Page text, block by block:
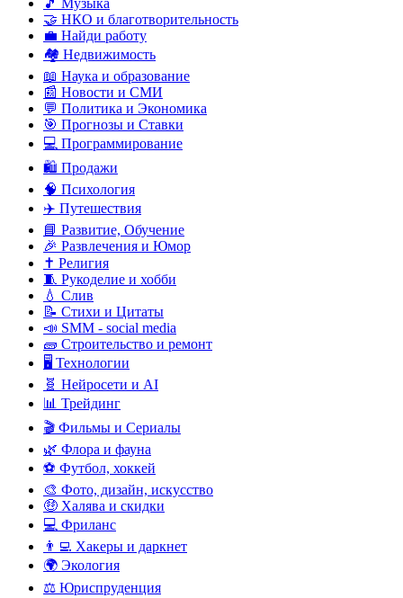
🎵 Музыка
🤝 НКО и благотворительность
💼 Найди работу
🏘️ Недвижимость
📖 Наука и образование
📰 Новости и СМИ
💬 Политика и Экономика
🎯 Прогнозы и Ставки
💻 Программирование
🛍️ Продажи
🧠 Психология
✈️ Путешествия
📘 Развитие, Обучение
🎉 Развлечения и Юмор
✝️ Религия
🧵 Рукоделие и хобби
💧 Слив
📝 Стихи и Цитаты
📣 SMM - social media
🧱 Строительство и ремонт
🖥️ Технологии
🧬 Нейросети и AI
📊 Трейдинг
🎬 Фильмы и Сериалы
🌿 Флора и фауна
⚽ Футбол, хоккей
🎨 Фото, дизайн, искусство
🤑 Халява и скидки
💻 Фриланс
👨‍💻 Хакеры и даркнет
🌍 Экология
⚖️ Юриспруденция